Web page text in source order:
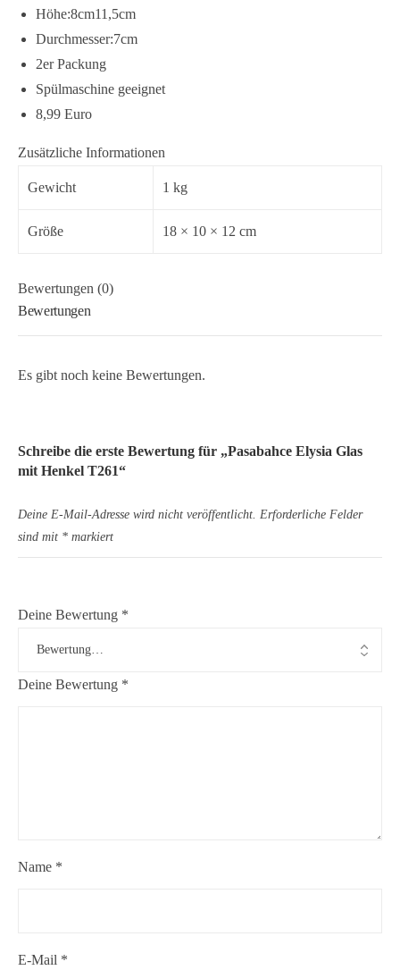
Höhe:8cm11,5cm
Durchmesser:7cm
2er Packung
Spülmaschine geeignet
8,99 Euro
Zusätzliche Informationen
Gewicht 1 kg
Größe 18 × 10 × 12 cm
Bewertungen (0)
Bewertungen
Es gibt noch keine Bewertungen.
Schreibe die erste Bewertung für „Pasabahce Elysia Glas
mit Henkel T261“
Deine E-Mail-Adresse wird nicht veröffentlicht. Erforderliche Felder
sind mit * markiert
Deine Bewertung *
Deine Bewertung *
Name *
E-Mail *